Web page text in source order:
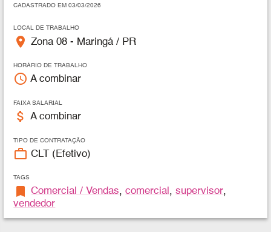
CADASTRADO EM 03/03/2026
LOCAL DE TRABALHO
place Zona 08 - Maringá / PR
HORÁRIO DE TRABALHO
access_time A combinar
FAIXA SALARIAL
attach_money A combinar
TIPO DE CONTRATAÇÃO
work_outline CLT (Efetivo)
TAGS
bookmark Comercial / Vendas,comercial ,supervisor,
vendedor